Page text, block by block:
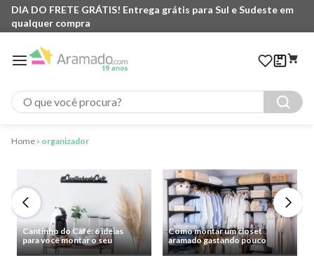
DIA DO FRETE GRÁTIS! Entrega grátis para Sul e Sudeste em
qualquer compra
O que você procura?
organizador
Cantinho do Café: 6 ideias
para você montar o seu
Como montar um closet
aramado gastando pouco